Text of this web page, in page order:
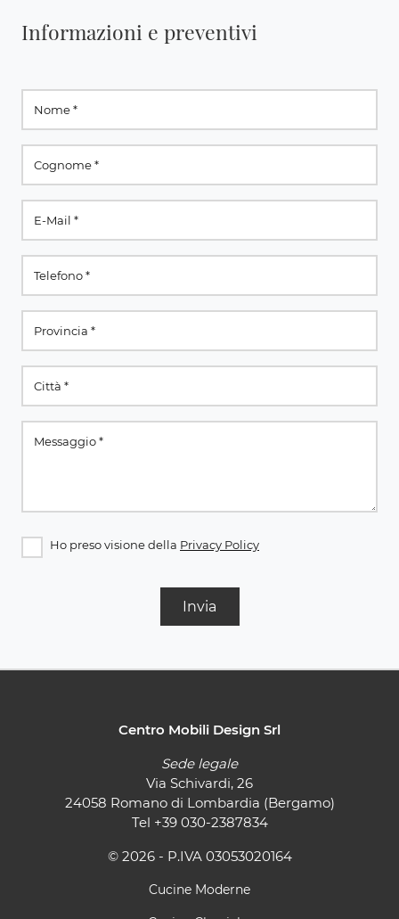
Informazioni e preventivi
Ho preso visione della Privacy Policy
Invia
Centro Mobili Design Srl
Sede legale
Via Schivardi, 26
24058 Romano di Lombardia (Bergamo)
Tel +39 030-2387834
© 2026 - P.IVA 03053020164
Cucine Moderne